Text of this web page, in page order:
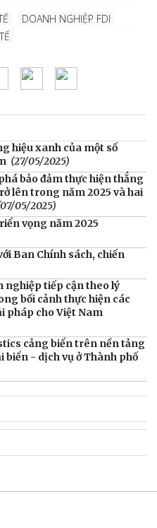
DOANH NGHIỆP FDI
hiệu xanh của một số
(27/05/2025)
bảo đảm thực hiện thắng
lên trong năm 2025 và hai
05/2025)
vọng năm 2025
Ban Chính sách, chiến
nghiệp tiếp cận theo lý
bối cảnh thực hiện các
pháp cho Việt Nam
cảng biển trên nền tảng
biển - dịch vụ ở Thành phố